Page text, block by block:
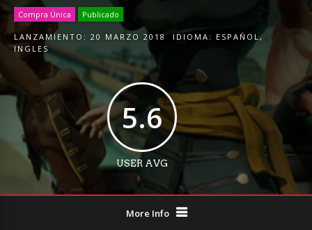
Compra Única Publicado
LANZAMIENTO: 20 MARZO 2018 IDIOMA: ESPAÑOL,
INGLES
5.6
USER AVG
More Info